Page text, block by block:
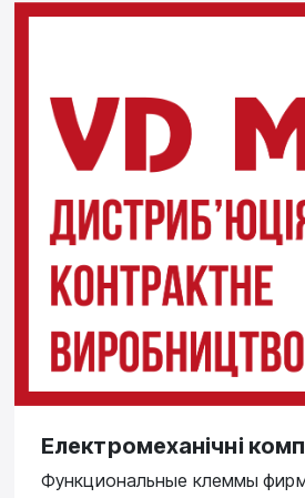
Електромеханічні
Функциональные клеммы